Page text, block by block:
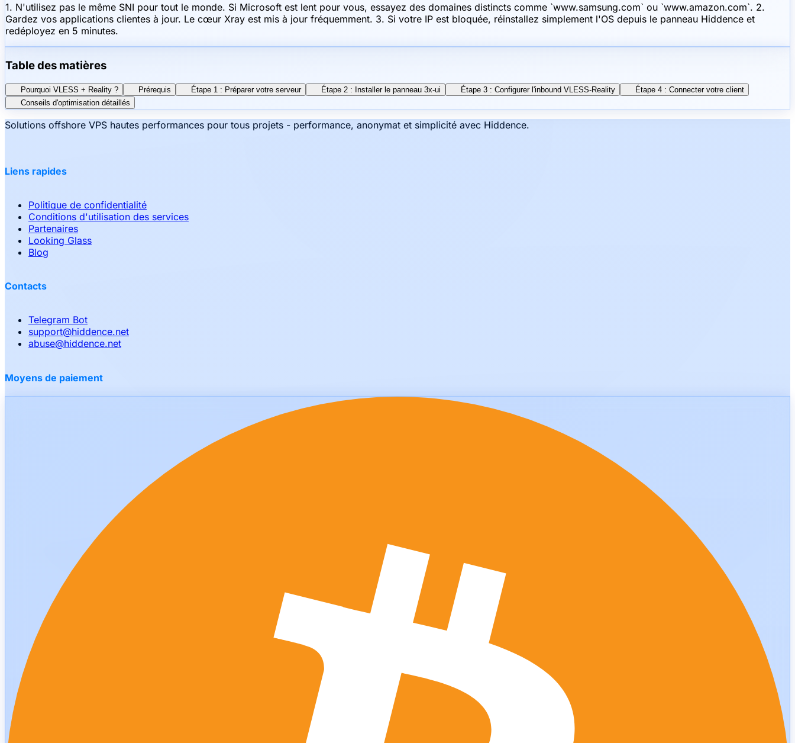
1. N'utilisez pas le même SNI pour tout le monde. Si Microsoft est lent pour vous, essayez des domaines distincts comme `www.samsung.com` ou `www.amazon.com`. 2.
Gardez vos applications clientes à jour. Le cœur Xray est mis à jour fréquemment. 3. Si votre IP est bloquée, réinstallez simplement l'OS depuis le panneau Hiddence et
redéployez en 5 minutes.
Table des matières
Pourquoi VLESS + Reality ? Prérequis Étape 1 : Préparer votre serveur Étape 2 : Installer le panneau 3x-ui Étape 3 : Configurer l'inbound VLESS-Reality
Étape 4 : Connecter votre client
Conseils d'optimisation détaillés
Solutions offshore VPS hautes performances pour tous projets - performance, anonymat et simplicité avec Hiddence.
Liens rapides
Politique de confidentialité
Conditions d'utilisation des services
Partenaires
Looking Glass
Blog
Contacts
Telegram Bot
support@hiddence.net
abuse@hiddence.net
Moyens de paiement